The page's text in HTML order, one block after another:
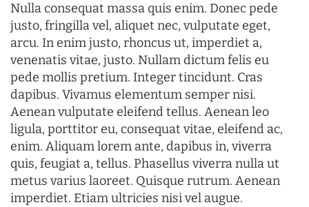
Nulla consequat massa quis enim. Donec pede
justo, fringilla vel, aliquet nec, vulputate eget,
arcu. In enim justo, rhoncus ut, imperdiet a,
venenatis vitae, justo. Nullam dictum felis eu
pede mollis pretium. Integer tincidunt. Cras
dapibus. Vivamus elementum semper nisi.
Aenean vulputate eleifend tellus. Aenean leo
ligula, porttitor eu, consequat vitae, eleifend ac,
enim. Aliquam lorem ante, dapibus in, viverra
quis, feugiat a, tellus. Phasellus viverra nulla ut
metus varius laoreet. Quisque rutrum. Aenean
imperdiet. Etiam ultricies nisi vel augue.